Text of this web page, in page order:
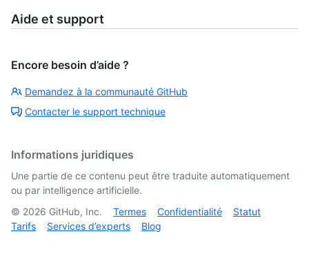
Aide et support
Encore besoin d’aide ?
Demandez à la communauté GitHub
Contacter le support technique
Informations juridiques
Une partie de ce contenu peut être traduite automatiquement
ou par intelligence artificielle.
© 2026 GitHub, Inc. Termes Confidentialité
Statut
Tarifs
Services d’experts Blog